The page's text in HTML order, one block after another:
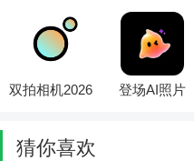
(全能取色工
具)
APP(AI图片
处理工具)
双拍相机2026
登场AI照片
猜你喜欢